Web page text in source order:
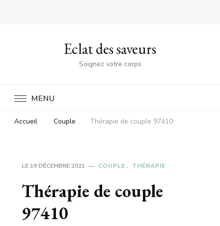
Eclat des saveurs
Soignez votre corps
MENU
Accueil Couple Thérapie de couple 97410
LE 19 DÉCEMBRE 2021 COUPLE THÉRAPIE
Thérapie de couple
97410